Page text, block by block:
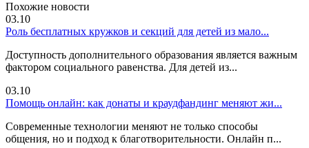
Похожие новости
03.10
Роль бесплатных кружков и секций для детей из мало...
Доступность дополнительного образования является важным
фактором социального равенства. Для детей из...
03.10
Помощь онлайн: как донаты и краудфандинг меняют жи...
Современные технологии меняют не только способы
общения, но и подход к благотворительности. Онлайн п...